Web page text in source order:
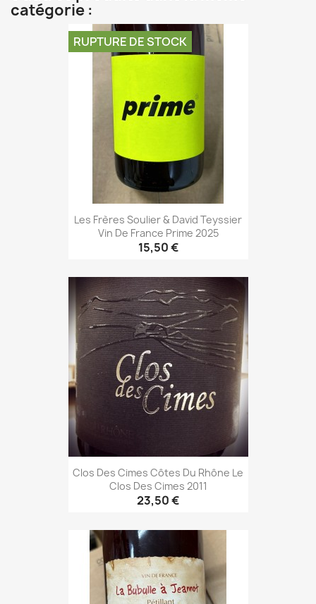
catégorie :
Les Frères Soulier & David Teyssier
Vin De France Prime 2025
15,50 €
RUPTURE DE STOCK
Clos Des Cimes Côtes Du Rhône Le
Clos Des Cimes 2011
23,50 €